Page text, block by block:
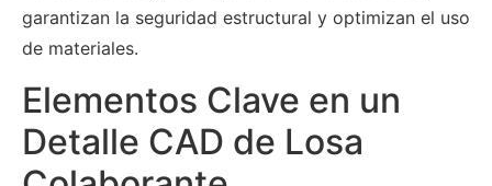
garantizan la seguridad estructural y optimizan el uso
de materiales.
Elementos Clave en un
Detalle CAD de Losa